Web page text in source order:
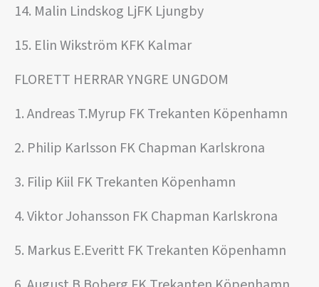
14. Malin Lindskog LjFK Ljungby
15. Elin Wikström KFK Kalmar
FLORETT HERRAR YNGRE UNGDOM
1. Andreas T.Myrup FK Trekanten Köpenhamn
2. Philip Karlsson FK Chapman Karlskrona
3. Filip Kiil FK Trekanten Köpenhamn
4. Viktor Johansson FK Chapman Karlskrona
5. Markus E.Everitt FK Trekanten Köpenhamn